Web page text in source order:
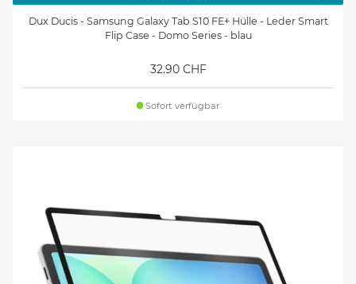
Dux Ducis - Samsung Galaxy Tab S10 FE+ Hülle - Leder Smart
Flip Case - Domo Series - blau
32.90 CHF
Sofort verfügbar